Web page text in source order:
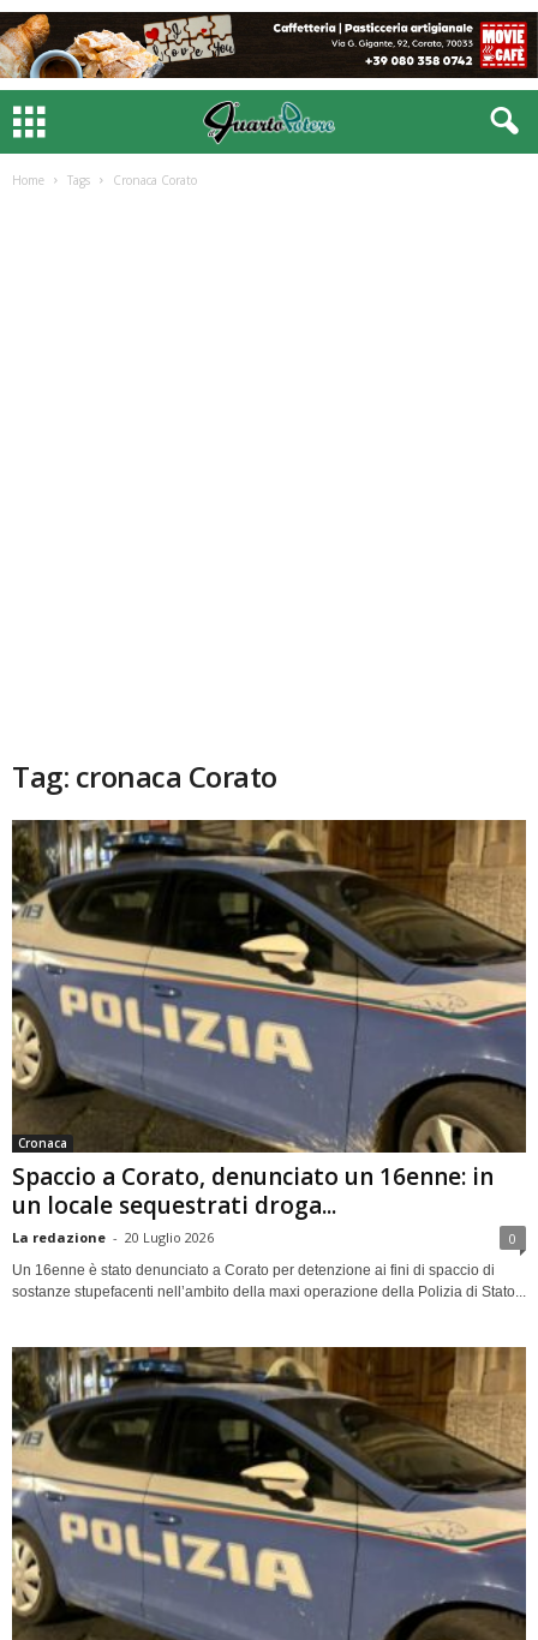
Home Tags Cronaca Corato
Tag: cronaca Corato
Cronaca
Spaccio a Corato, denunciato un 16enne: in
un locale sequestrati droga...
La redazione - 20 Luglio 2026 0
Un 16enne è stato denunciato a Corato per detenzione ai fini di spaccio di
sostanze stupefacenti nell’ambito della maxi operazione della Polizia di Stato...